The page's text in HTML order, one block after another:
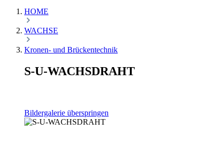
HOME
WACHSE
Kronen- und Brückentechnik
S-U-WACHSDRAHT
Bildergalerie überspringen